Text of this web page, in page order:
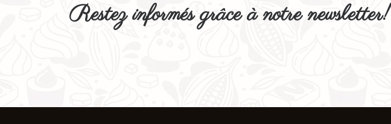
Restez informés grâce à notre newsletter!